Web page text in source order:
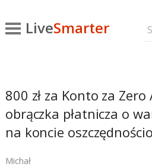
LiveSmarter
800 zł za Konto za
obrączka płatnicza o
na koncie
Michał